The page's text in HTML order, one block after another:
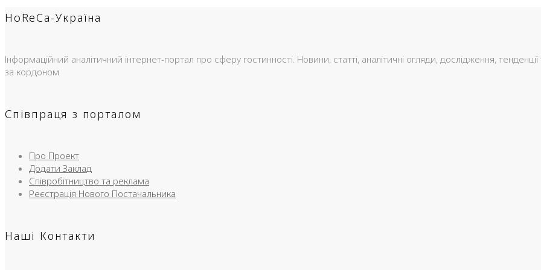
HoReCa-Україна
Інформаційний аналітичний інтернет-портал про сферу гостинності. Новини, статті, аналітичні огляди, дослідження,
за кордоном
Співпраця з порталом
Про Проект
Додати Заклад
Співробітництво та реклама
Реєстрація Нового Постачальника
Наші Контакти